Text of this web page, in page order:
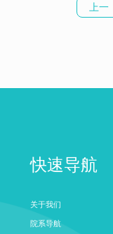
上一
快速导航
关于我们
院系导航